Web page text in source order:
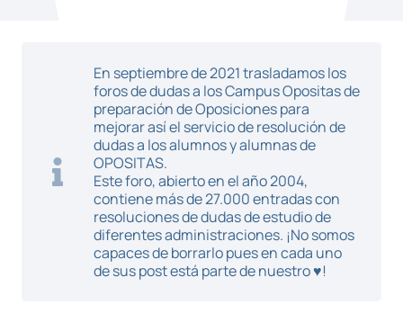
En septiembre de 2021 trasladamos los
foros de dudas a los Campus Opositas de
preparación de Oposiciones para
mejorar así el servicio de resolución de
dudas a los alumnos y alumnas de
OPOSITAS.
Este foro, abierto en el año 2004,
contiene más de 27.000 entradas con
resoluciones de dudas de estudio de
diferentes administraciones. ¡No somos
capaces de borrarlo pues en cada uno
de sus post está parte de nuestro ♥!